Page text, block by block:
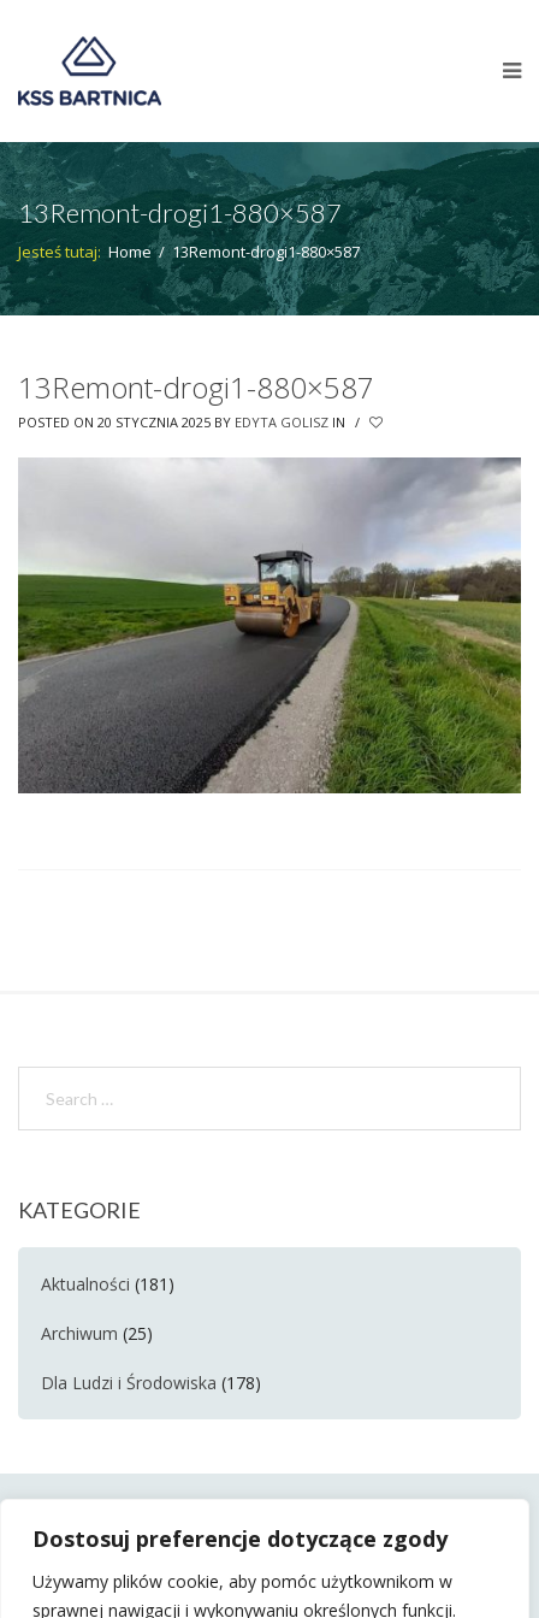
Dostosuj preferencje dotyczące zgody
Używamy plików cookie, aby pomóc użytkownikom w
sprawnej nawigacji i wykonywaniu określonych funkcji.
13Remont-drogi1-880×587
Jesteś tutaj: Home / 13Remont-drogi1-880×587
13Remont-drogi1-880×587
POSTED ON 20 STYCZNIA 2025 BY EDYTA GOLISZ IN /
KATEGORIE
Aktualności (181)
Archiwum (25)
Dla Ludzi i Środowiska (178)